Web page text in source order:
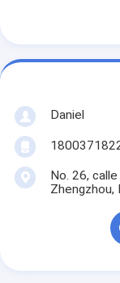
Daniel
No. 26,
Zhengzhou,